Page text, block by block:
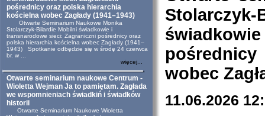
pośrednicy oraz polska hierarchia
kościelna wobec Zagłady (1941–1943)
Otwarte Seminarium Naukowe Monika
Stolarczyk-Bilardie Mobilni świadkowie i
transnarodowe sieci: Zagraniczni pośrednicy oraz
polska hierarchia kościelna wobec Zagłady (1941–
1943) Spotkanie odbędzie się w środę 24 czerwca
br. w ...
więcej...
Otwarte seminarium naukowe Centrum -
Wioletta Wejman Ja to pamiętam. Zagłada
we wspomnieniach świadkiń i świadków
historii
Otwarte Seminarium Naukowe Wioletta
wobec
11.06.2026